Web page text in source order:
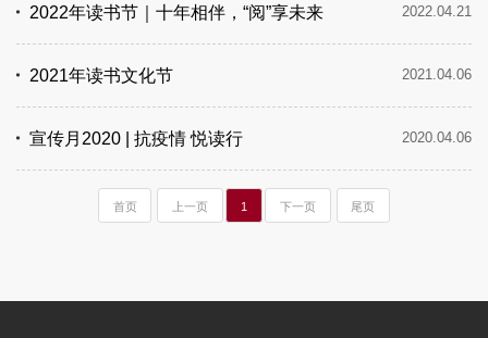
2022年读书节｜十年相伴，“阅”享未来 2022.04.21
2021年读书文化节 2021.04.06
宣传月2020 | 抗疫情 悦读行 2020.04.06
首页 上一页 1 下一页 尾页